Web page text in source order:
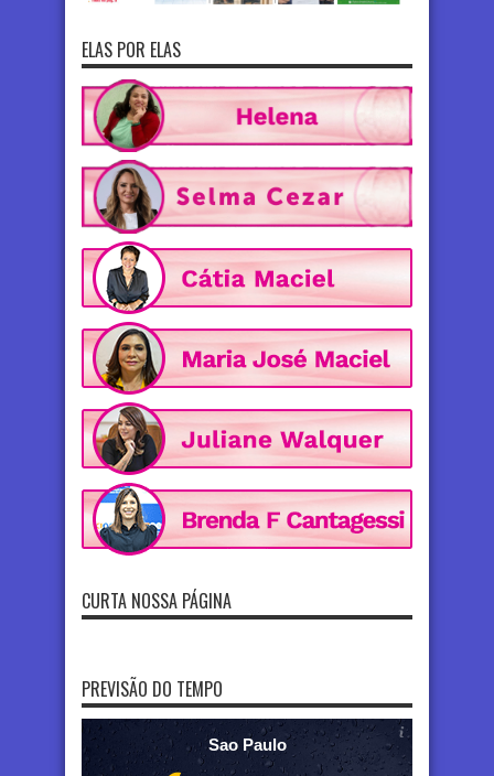
ELAS POR ELAS
CURTA NOSSA PÁGINA
PREVISÃO DO TEMPO
Sao Paulo